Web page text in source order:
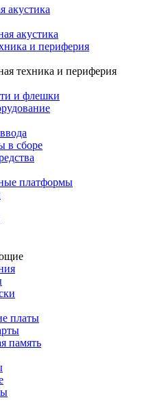
акустика
акустика
и периферия
техника и периферия
и флешки
в сборе
платформы
платы
память